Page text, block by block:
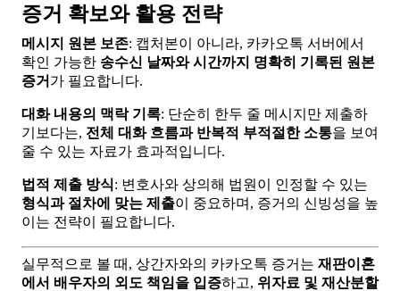
증거 확보와 활용 전략
메시지 원본 보존: 캡처본이 아니라, 카카오톡 서버에서
확인 가능한 송수신 날짜와 시간까지 명확히 기록된 원본
증거 가 필요합니다.
대화 내용의 맥락 기록: 단순히 한두 줄 메시지만 제출하
기보다는, 전체 대화 흐름과 반복적 부적절한 소통을 보여
줄 수 있는 자료가 효과적입니다.
법적 제출 방식: 변호사와 상의해 법원이 인정할 수 있는
형식과 절차에 맞는 제출이 중요하며, 증거의 신빙성을 높
이는 전략이 필요합니다.
실무적으로 볼 때, 상간자와의 카카오톡 증거는 재판이혼
에서 배우자의 외도 책임을 입증하고, 위자료 및 재산분할